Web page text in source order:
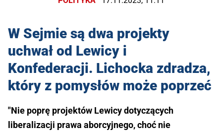
W Sejmie są dwa projekty
uchwał od Lewicy i
Konfederacji. Lichocka zdradza,
który z pomysłów może poprzeć
"Nie poprę projektów Lewicy dotyczących
liberalizacji prawa aborcyjnego, choć nie